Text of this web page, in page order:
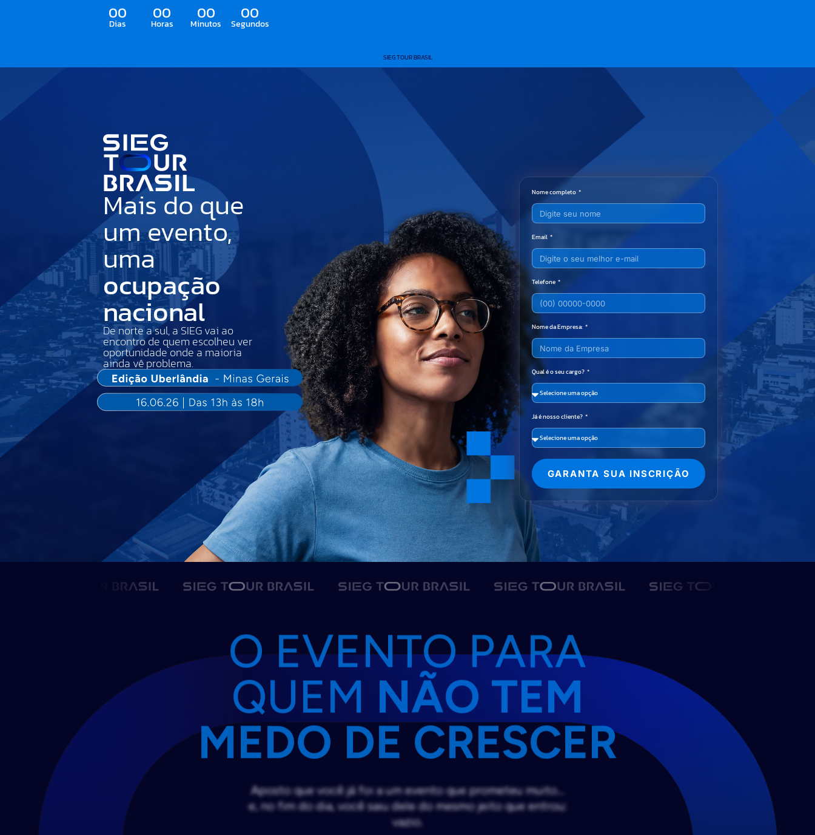
00
Dias
00
Horas
00
Minutos
00
Segundos
SIEG TOUR BRASIL
Mais do que
um evento,
uma
ocupação
nacional
De norte a sul, a SIEG vai ao
encontro de quem escolheu ver
oportunidade onde a maioria
ainda vê problema.
Nome completo
Email
Telefone
Nome da Empresa:
Qual é o seu cargo?
Já é nosso cliente?
GARANTA SUA INSCRIÇÃO
O EVENTO PARA
QUEM NÃO TEM
MEDO DE CRESCER
Aposto que você já foi a um evento que prometeu muito…
e, no fim do dia, você saiu dele do mesmo jeito que entrou:
vazio.